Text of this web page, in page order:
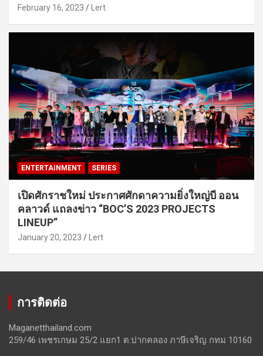
February 16, 2023 Lert
ENTERTAINMENT SERIES
เปิดศักราชใหม่ ประกาศศักดาความยิ่งใหญ่บี ออน
คลาวด์ แถลงข่าว “BOC’S 2023 PROJECTS
LINEUP”
January 20, 2023 Lert
การติดต่อ
Maganetthailand.com
259/46 เพชรเกษม 25/2 แยก1 ต.ปากคลอง ภาษีเจริญ กทม 10160